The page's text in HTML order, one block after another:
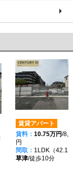
賃貸アパート
賃料： 10.75万円/
円
間取： 1LDK（42.12
草津/徒歩10分